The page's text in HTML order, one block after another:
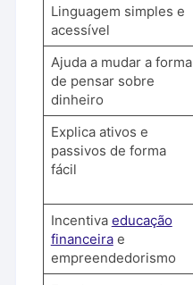
Linguagem simples e
acessível
Ajuda a mudar a forma
de pensar sobre
dinheiro
Explica ativos e
passivos de forma
fácil
Incentiva educação
financeirae
empreendedorismo